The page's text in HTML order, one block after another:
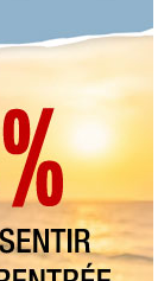
3 fois
mal de dos
assis
devenir un